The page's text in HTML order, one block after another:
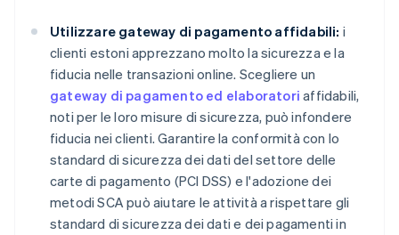
Utilizzare gateway di pagamento affidabili: i
clienti estoni apprezzano molto la sicurezza e la
fiducia nelle transazioni online. Scegliere un
gateway di pagamento ed elaboratori affidabili,
noti per le loro misure di sicurezza, può infondere
fiducia nei clienti. Garantire la conformità con lo
standard di sicurezza dei dati del settore delle
carte di pagamento (PCI DSS) e l'adozione dei
metodi SCA può aiutare le attività a rispettare gli
standard di sicurezza dei dati e dei pagamenti in